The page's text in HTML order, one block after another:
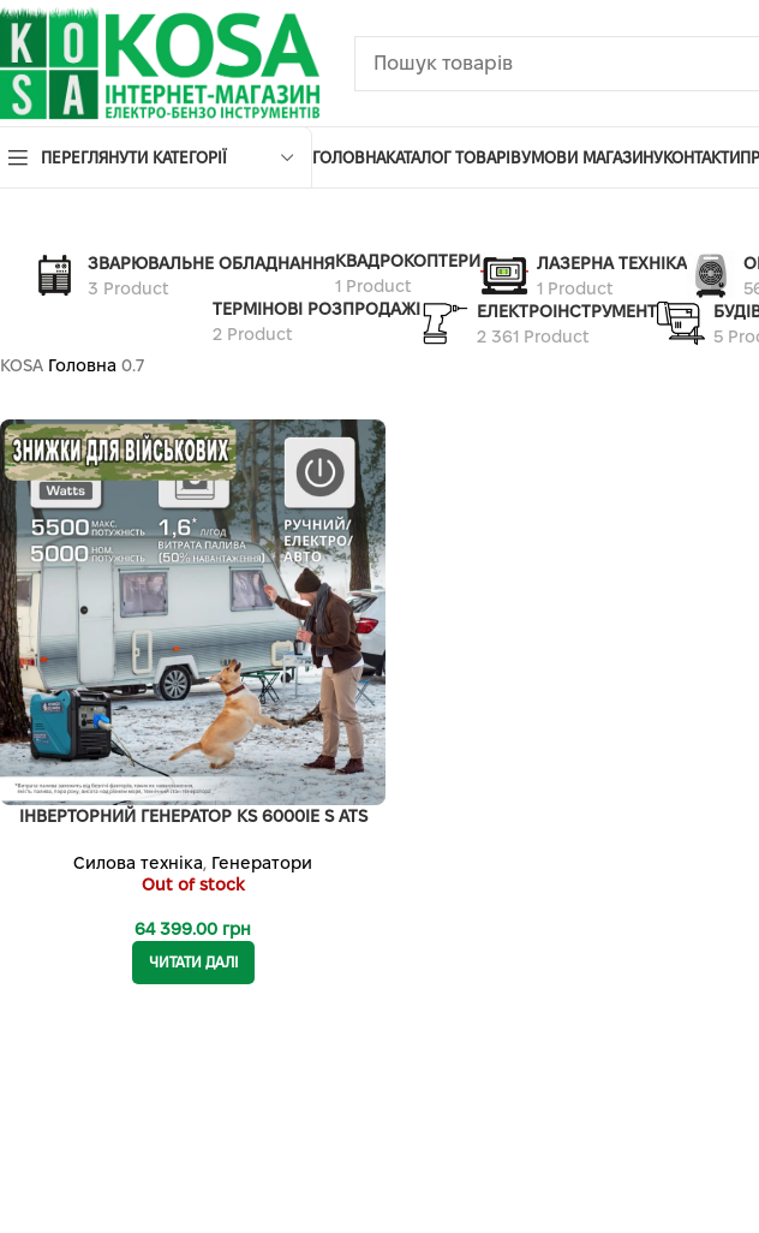
ПЕРЕГЛЯНУТИ КАТЕГОРІЇ ГОЛОВНАКАТАЛОГ ТОВАРІВУМОВИ МАГАЗИНУКОНТАКТИ
ЗВАРЮВАЛЬНЕ ОБЛАДНАННЯ
3 Product
КВАДРОКОПТЕРИ
1 Product
ЛАЗЕРНА ТЕХНІКА
1 Product
ТЕРМІНОВІ РОЗПРОДАЖІ
2 Product
ЕЛЕКТРОІНСТРУМЕНТ
2 361 Product
5
KOSA Головна 0.7
ІНВЕРТОРНИЙ ГЕНЕРАТОР KS 6000IE S ATS
Силова техніка, Генератори
Out of stock
64 399.00 грн
ЧИТАТИ ДАЛІ